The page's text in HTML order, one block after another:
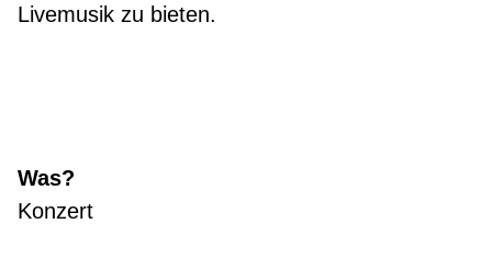
Livemusik zu bieten.
Was?
Konzert